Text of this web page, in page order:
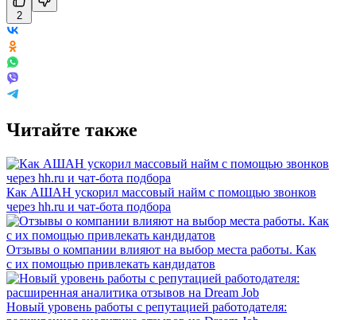
2
Читайте также
Как АШАН ускорил массовый найм с помощью звонков
через hh.ru и чат-бота подбора
Отзывы о компании влияют на выбор места работы. Как
с их помощью привлекать кандидатов
Новый уровень работы с репутацией работодателя: